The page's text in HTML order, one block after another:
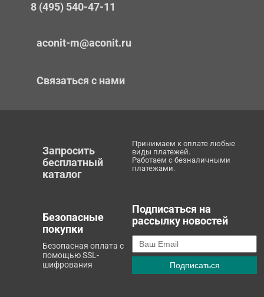
8 (495) 540-47-11
aconit-m@aconit.ru
Связаться с нами
Запросить
бесплатный
каталог
Принимаем к оплате любые
виды платежей.
Работаем с безналичными
платежами.
Безопасные
покупки
Безопасная оплата с
помощью SSL-
шифрования
Подписаться на
рассылку новостей